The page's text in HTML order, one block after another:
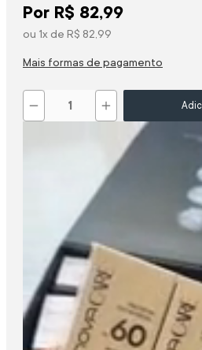
Por R$ 82,99
ou 1x de R$ 82 99
Mais formas de pagamento
＋
－